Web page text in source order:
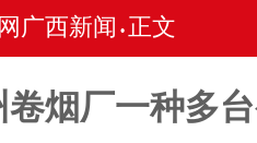
广西新闻 • 正文
烟厂一种多